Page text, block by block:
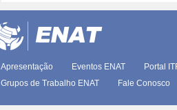
Apresentação Eventos ENAT Portal
Grupos de Trabalho ENAT
Fale Conosco